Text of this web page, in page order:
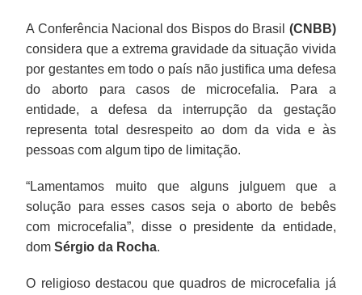
A Conferência Nacional dos Bispos do Brasil (CNBB)
considera que a extrema gravidade da situação vivida
por gestantes em todo o país não justifica uma defesa
do aborto para casos de microcefalia. Para a
entidade, a defesa da interrupção da gestação
representa total desrespeito ao dom da vida e às
pessoas com algum tipo de limitação.
“Lamentamos muito que alguns julguem que a
solução para esses casos seja o aborto de bebês
com microcefalia”, disse o presidente da entidade,
domSérgio da Rocha.
O religioso destacou que quadros de microcefalia já